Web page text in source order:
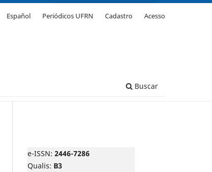
Buscar
Español Periódicos UFRN Cadastro Acesso
e-ISSN: 2446-7286
Qualis: B3